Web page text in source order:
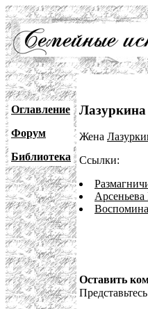
Оглавление
Форум
Библиотека
Жена
Ссылки:
Арсеньева
Оставить